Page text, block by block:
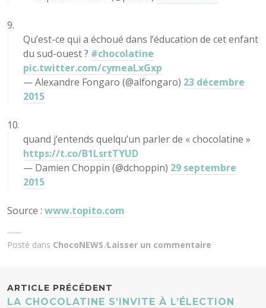
Qu’est-ce qui a échoué dans l’éducation de cet enfant
du sud-ouest ? #chocolatine
pic.twitter.com/cymeaLxGxp
— Alexandre Fongaro (@alfongaro) 23 décembre
2015
quand j’entends quelqu’un parler de « chocolatine »
https://t.co/B1LsrtTYUD
— Damien Choppin (@dchoppin) 29 septembre
2015
Source : www.topito.com
Posté dans ChocoNEWS Laisser un commentaire
NAVIGATION
ARTICLE PRÉCÉDENT
LA CHOCOLATINE S’INVITE À L’ÉLECTION